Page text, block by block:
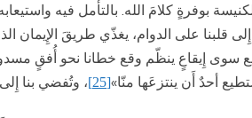
بوفرةٍ كلامَ الله. بالتأمل فيه
إِلى قلبنا على الدوام، يغذّي طريقَ
سوى إِيقاعٍ ينظّم وقع خطانا نحو أُفقٍ
أحدٌ أَن ينتزعَها منّا»[25] ، وتُفضي بنا